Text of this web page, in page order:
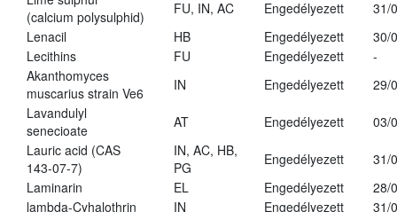
(calcium polysulphid)
FU, IN, AC Engedélyezett
31/
Lenacil
HB Engedélyezett
30/
Lecithins
FU Engedélyezett
-
Akanthomyces
muscarius strain Ve6
IN Engedélyezett
29/
Lavandulyl
senecioate
AT Engedélyezett
03/
Lauric acid (CAS
143-07-7)
IN, AC, HB,
PG
Engedélyezett
31/
Laminarin
EL Engedélyezett
28/
lambda-Cyhalothrin
IN Engedélyezett 31/